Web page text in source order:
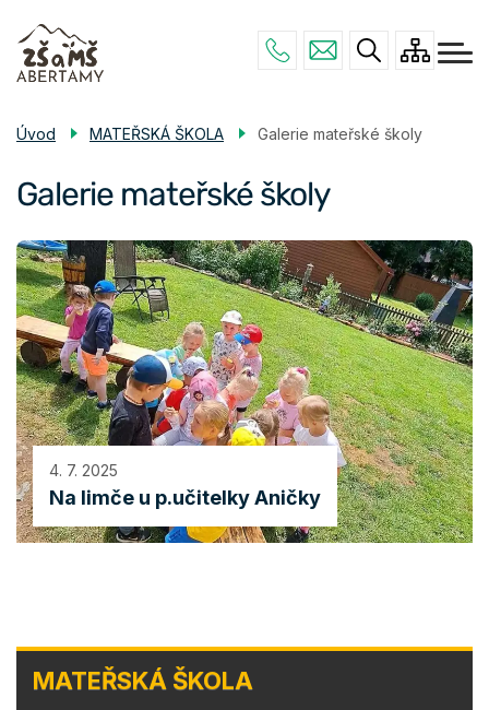
hlavnímu
navigace
ZÁKLADNÍ ŠKOLA
MATEŘSKÁ ŠKOLA
KONTAKTY
MATEŘSKÁ
ŠKOLA
MATEŘSKÁ ŠKOLA
Úvod MATEŘSKÁ ŠKOLA Galerie mateřské školy
Galerie mateřské školy
4. 7. 2025
Na limče u p.učitelky Aničky